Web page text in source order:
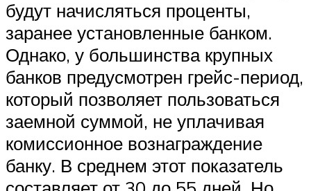
будут начисляться проценты,
заранее установленные банком.
Однако, у большинства крупных
банков предусмотрен грейс-период,
который позволяет пользоваться
заемной суммой, не уплачивая
комиссионное вознаграждение
банку. В среднем этот показатель